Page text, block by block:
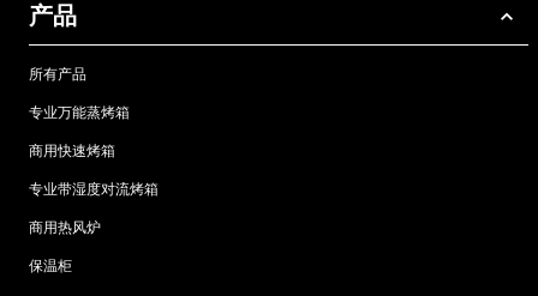
产品
所有产品
专业万能蒸烤箱
商用快速烤箱
专业带湿度对流烤箱
商用热风炉
保温柜